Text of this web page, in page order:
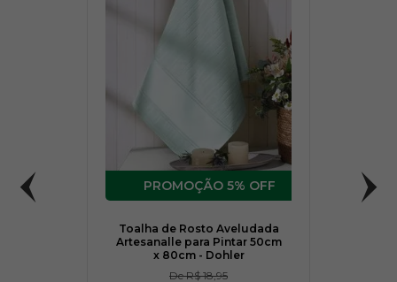
5% OFF
Toalha de Rosto Aveludada
Artesanalle para Pintar 50cm
x 80cm - Dohler
DeR$ 18,95